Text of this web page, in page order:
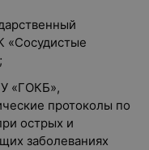
«Сосудистые
«ГОКБ»,
протоколы по
острых и
заболеваниях